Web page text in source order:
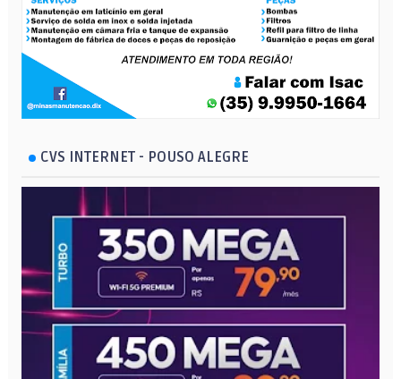
CVS INTERNET - POUSO ALEGRE